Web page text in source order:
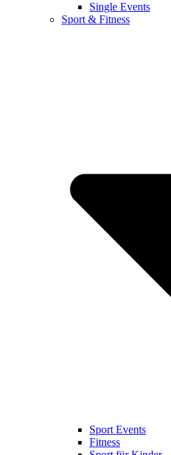
Single Events
Sport & Fitness
Sport Events
Fitness